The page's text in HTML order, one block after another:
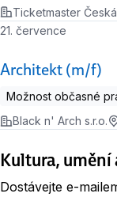
Ticketmaster
Architekt (m/f)
21. července
Možnost občasné
Black n' Arch s.r.o.
Kultura, umění
Dostávejte e-